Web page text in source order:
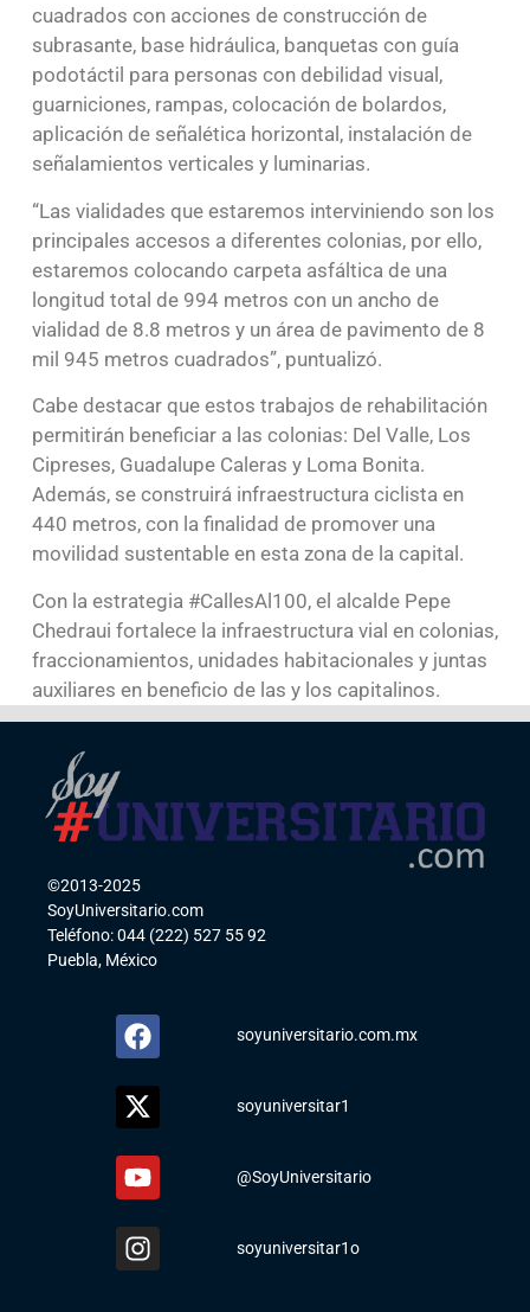
cuadrados con acciones de construcción de
subrasante, base hidráulica, banquetas con guía
podotáctil para personas con debilidad visual,
guarniciones, rampas, colocación de bolardos,
aplicación de señalética horizontal, instalación de
señalamientos verticales y luminarias.
“Las vialidades que estaremos interviniendo son los
principales accesos a diferentes colonias, por ello,
estaremos colocando carpeta asfáltica de una
longitud total de 994 metros con un ancho de
vialidad de 8.8 metros y un área de pavimento de 8
mil 945 metros cuadrados”, puntualizó.
Cabe destacar que estos trabajos de rehabilitación
permitirán beneficiar a las colonias: Del Valle, Los
Cipreses, Guadalupe Caleras y Loma Bonita.
Además, se construirá infraestructura ciclista en
440 metros, con la finalidad de promover una
movilidad sustentable en esta zona de la capital.
Con la estrategia #CallesAl100, el alcalde Pepe
Chedraui fortalece la infraestructura vial en colonias,
fraccionamientos, unidades habitacionales y juntas
auxiliares en beneficio de las y los capitalinos.
©2013-2025
SoyUniversitario.com
Teléfono: 044 (222) 527 55 92
Puebla, México
soyuniversitario.com.mx
soyuniversitar1
@SoyUniversitario
soyuniversitar1o